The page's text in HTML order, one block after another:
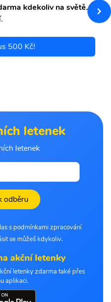
kdekoliv na světě.
500 Kč!
letenek
letenek
odběru
s podmínkami zpracování
se můžeš kdykoliv.
akční letenky
letenky zdarma také přes
aplikaci.